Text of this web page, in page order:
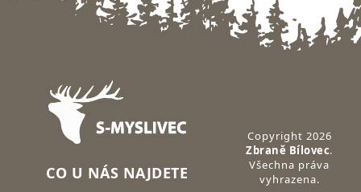
Zápatí
CO U NÁS NAJDETE
Copyright 2026
Zbraně Bílovec.
Všechna práva
vyhrazena.